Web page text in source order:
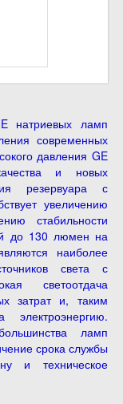
натриевых ламп
современных
давления GE
и новых
резервуара с
увеличению
стабильности
до 130 люмен на
наиболее
света с
светоотдача
затрат и, таким
ламп
срока службы
и техническое